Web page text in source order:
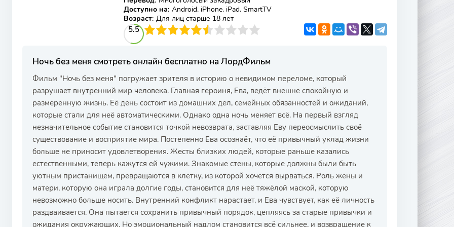
Доступно на: Android, iPhone, iPad, SmartTV
Возраст: Для лиц старше 18 лет
5.5
4 5 6 7 8 9 10
Ночь без меня смотреть онлайн бесплатно на ЛордФильм
Фильм "Ночь без меня" погружает зрителя в историю о невидимом переломе, который
разрушает внутренний мир человека. Главная героиня, Ева, ведёт внешне спокойную и
размеренную жизнь. Её день состоит из домашних дел, семейных обязанностей и ожиданий,
которые стали для неё автоматическими. Однако одна ночь меняет всё. На первый взгляд
незначительное событие становится точкой невозврата, заставляя Еву переосмыслить своё
существование и восприятие мира. Постепенно Ева осознаёт, что её привычный уклад жизни
больше не приносит удовлетворения. Жесты близких людей, которые раньше казались
естественными, теперь кажутся ей чужими. Знакомые стены, которые должны были быть
уютным пристанищем, превращаются в клетку, из которой хочется вырваться. Роль жены и
матери, которую она играла долгие годы, становится для неё тяжёлой маской, которую
невозможно больше носить. Внутренний конфликт нарастает, и Ева чувствует, как её личность
раздваивается. Она пытается сохранить привычный порядок, цепляясь за старые привычки и
ожидания окружающих. Но эмоциональный надлом становится всё сильнее, и возвращение к